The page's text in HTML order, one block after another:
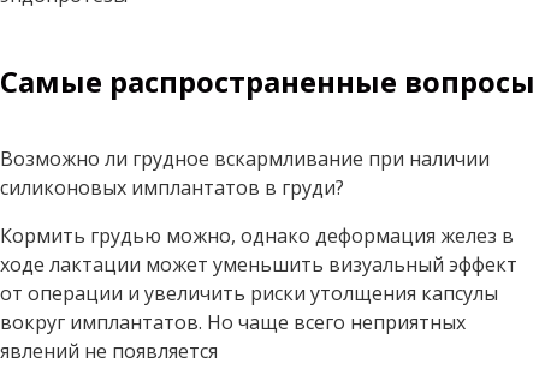
Самые распространенные вопросы
Возможно ли грудное вскармливание при наличии
силиконовых имплантатов в груди?
Кормить грудью можно, однако деформация желез в
ходе лактации может уменьшить визуальный эффект
от операции и увеличить риски утолщения капсулы
вокруг имплантатов. Но чаще всего неприятных
явлений не появляется